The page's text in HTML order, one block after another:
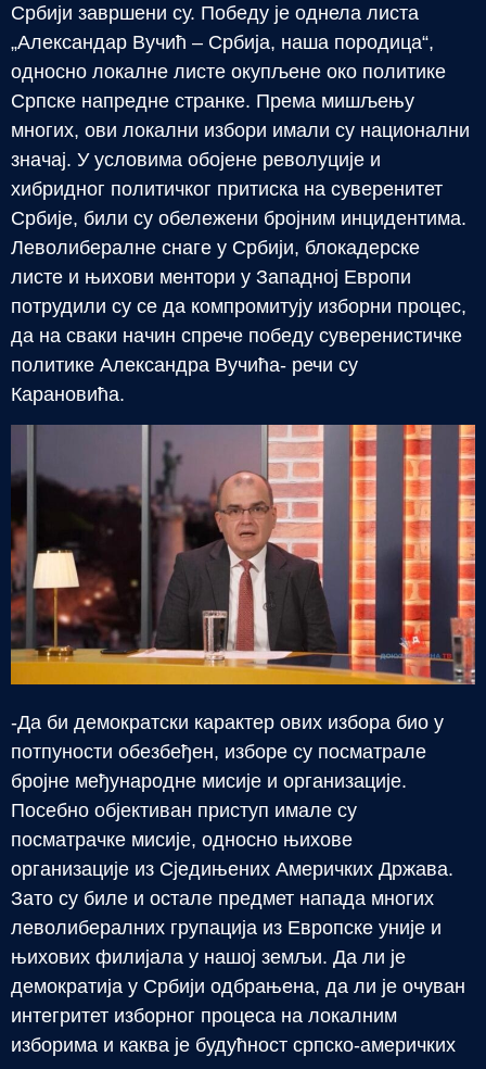
Србији завршени су. Победу је однела листа
„Александар Вучић – Србија, наша породица“,
односно локалне листе окупљене око политике
Српске напредне странке. Према мишљењу
многих, ови локални избори имали су национални
значај. У условима обојене револуције и
хибридног политичког притиска на суверенитет
Србије, били су обележени бројним инцидентима.
Леволибералне снаге у Србији, блокадерске
листе и њихови ментори у Западној Европи
потрудили су се да компромитују изборни процес,
да на сваки начин спрече победу суверенистичке
политике Александра Вучића- речи су
Карановића.
-Да би демократски карактер ових избора био у
потпуности обезбеђен, изборе су посматрале
бројне међународне мисије и организације.
Посебно објективан приступ имале су
посматрачке мисије, односно њихове
организације из Сједињених Америчких Држава.
Зато су биле и остале предмет напада многих
леволибералних групација из Европске уније и
њихових филијала у нашој земљи. Да ли је
демократија у Србији одбрањена, да ли је очуван
интегритет изборног процеса на локалним
изборима и каква је будућност српско-америчких